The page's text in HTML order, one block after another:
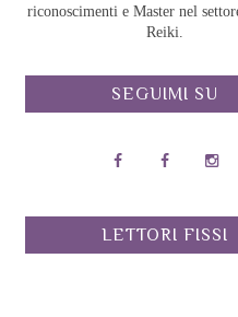
riconoscimenti e Master nel
Reiki.
SEGUIMI SU
LETTORI FISSI